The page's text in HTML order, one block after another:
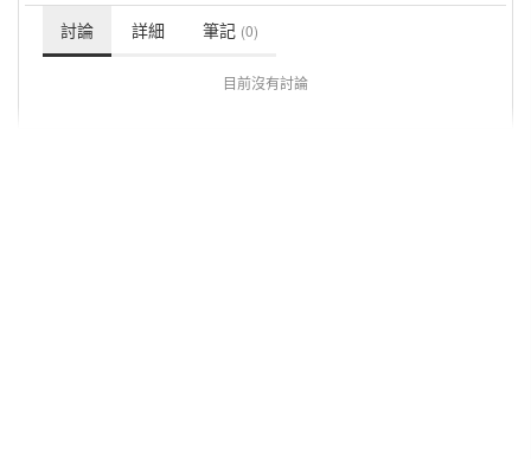
討論 詳細 筆記 (0)
目前沒有討論